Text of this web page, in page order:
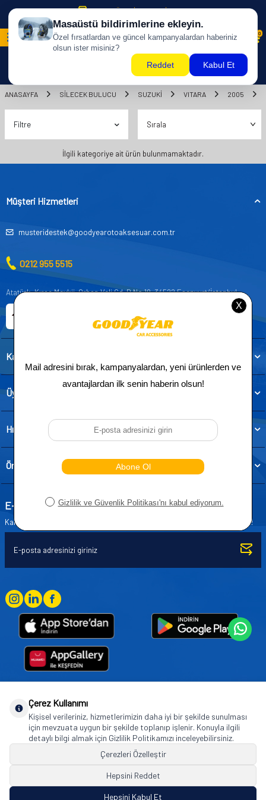
500 TL ÜZERİ KARGO BİZDEN !
0
ANASAYFA SILECEK BULUCU SUZUKİ VITARA 2005
Filtre
İlgili kategoriye ait ürün bulunmamaktadır.
Müşteri Hizmetleri
musteridestek@goodyearotoaksesuar.com.tr
0212 955 5515
Atatürk, Kıraç Mevkii, Orhan Veli Cd. D:No:19, 34522 Esenyurt/İstanbul
Kategoriler
Üye
Hızlı Erişim
Önemli Bilgiler
E-Bülten Aboneliği
Kampanya ve yeniliklerden haberdar olmak için e-bültenimize abone olun!
Goodyear (and Winged Foot Design) are trademarks of or licensed to The Goodyear
Tire & Rubber Company used under license by Basbug Group Company,
Istanbul/Türkiye. © 2026 The Goodyear Tire & Rubber Company.
Çerez Kullanımı
Kişisel verileriniz, hizmetlerimizin daha iyi bir şekilde sunulması
için mevzuata uygun bir şekilde toplanıp işlenir. Konuyla ilgili
detaylı bilgi almak için Gizlilik Politikamızı inceleyebilirsiniz.
Çerezleri Özelleştir
Hepsini Reddet
Hepsini Kabul Et